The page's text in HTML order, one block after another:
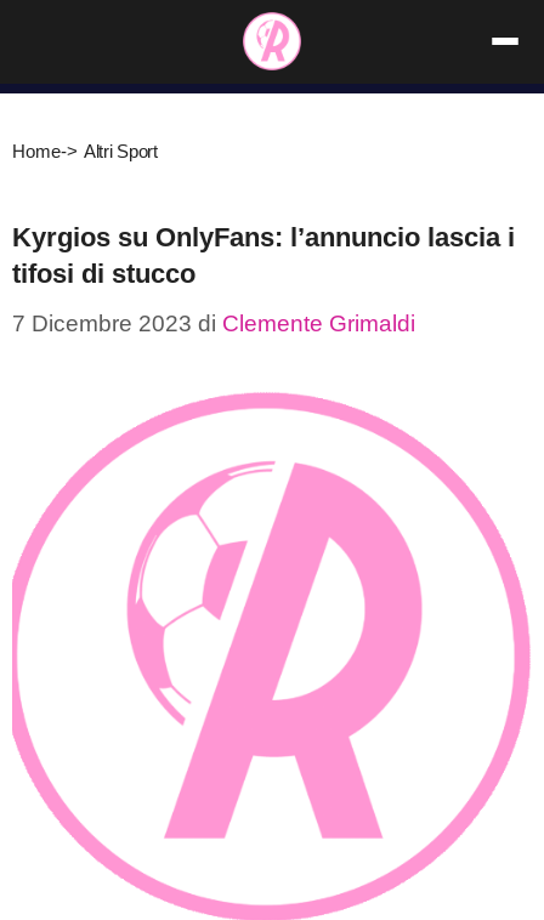
contenuto
Home-> Altri Sport
Kyrgios su OnlyFans: l’annuncio lascia i
tifosi di stucco
7 Dicembre 2023 di Clemente Grimaldi